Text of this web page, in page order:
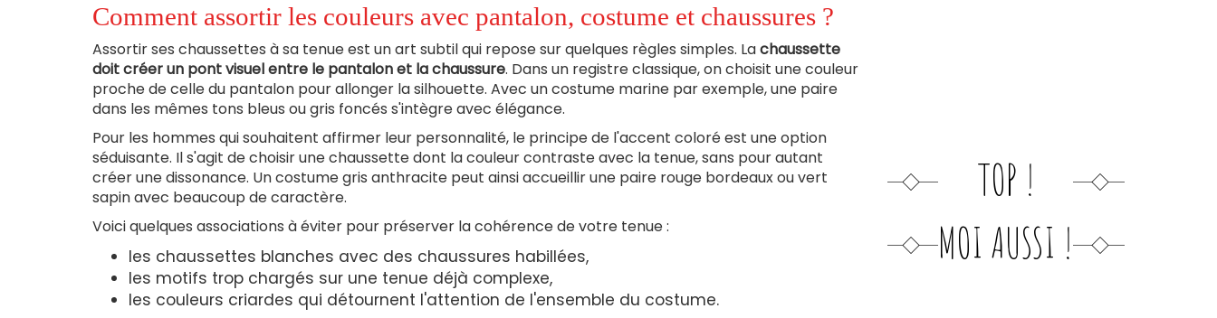
Comment assortir les couleurs avec pantalon, costume et chaussures ?
Assortir ses chaussettes à sa tenue est un art subtil qui repose sur quelques règles simples. Lachaussette
doit créer un pont visuel entre le pantalon et la chaussure. Dans un registre classique, on choisit une couleur
proche de celle du pantalon pour allonger la silhouette. Avec un costume marine par exemple, une paire
dans les mêmes tons bleus ou gris foncés s'intègre avec élégance.
Pour les hommes qui souhaitent affirmer leur personnalité, le principe de l'accent coloré est une option
séduisante. Il s'agit de choisir une chaussette dont la couleur contraste avec la tenue, sans pour autant
créer une dissonance. Un costume gris anthracite peut ainsi accueillir une paire rouge bordeaux ou vert
sapin avec beaucoup de caractère.
Voici quelques associations à éviter pour préserver la cohérence de votre tenue :
les chaussettes blanches avec des chaussures habillées,
les motifs trop chargés sur une tenue déjà complexe,
les couleurs criardes qui détournent l'attention de l'ensemble du costume.
TOP !
MOI AUSSI !